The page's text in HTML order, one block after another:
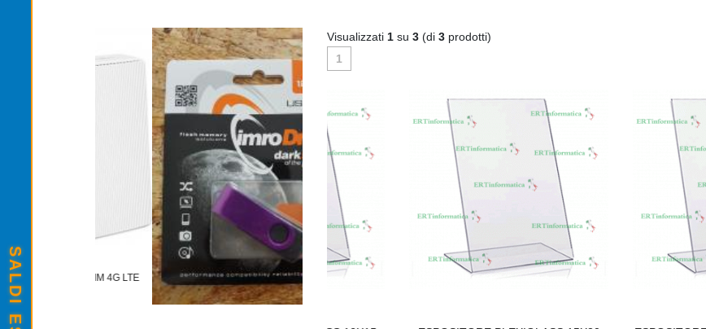
SIM 4G LTE
TONER TN-2590XL COMPATIBILE BROTHER DISSIPATORE CPU LED FRGB LGA 1700 1
Visualizzati 1 su 3 (di 3 prodotti)
1